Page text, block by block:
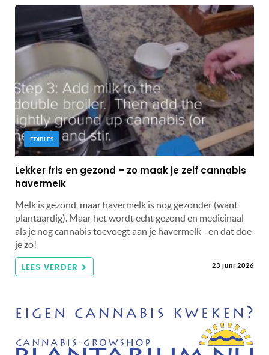
EDIBLES
Lekker fris en gezond – zo maak je zelf cannabis
havermelk
Melk is gezond, maar havermelk is nog gezonder (want
plantaardig). Maar het wordt echt gezond en medicinaal
als je nog cannabis toevoegt aan je havermelk - en dat doe
je zo!
LEES VERDER 23 juni 2026